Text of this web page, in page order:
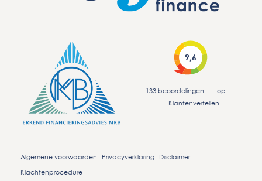
9,6
133 beoordelingen
op
Klantenvertellen
Algemene voorwaarden Privacyverklaring
Disclaimer
Klachtenprocedure